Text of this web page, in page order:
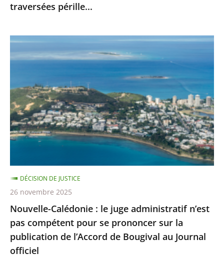
britannique
la
prévention
des
pérille...
traversées pérille...
Nouvelle-
Calédonie
juge
administratif
n’est
pas
pour
se
prononcer
sur
la
publication
de
Nouvelle-Calédonie : le juge administratif n’est
pas compétent pour se prononcer sur la
publication de l’Accord de Bougival au Journal
officiel
DÉCISION DE JUSTICE
26 novembre 2025